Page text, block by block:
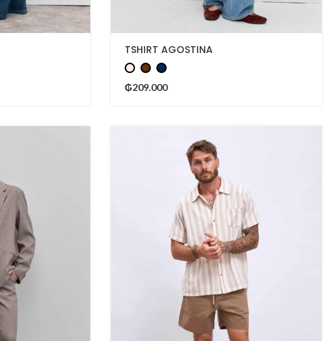
TSHIRT AGOSTINA
₲209.000